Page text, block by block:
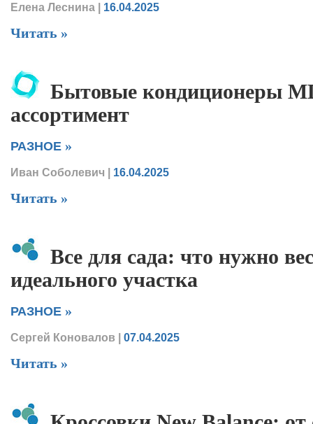
Елена Леснина 16.04.2025
Читать »
Бытовые кондиционеры
ассортимент
РАЗНОЕ »
Иван Соболевич 16.04.2025
Читать »
Все для сада: что нужно
идеального участка
РАЗНОЕ »
Сергей Коновалов | 07.04.2025
Читать »